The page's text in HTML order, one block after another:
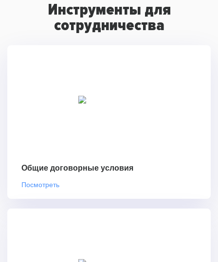
Инструменты для
сотрудничества
Общие договорные условия
Посмотреть